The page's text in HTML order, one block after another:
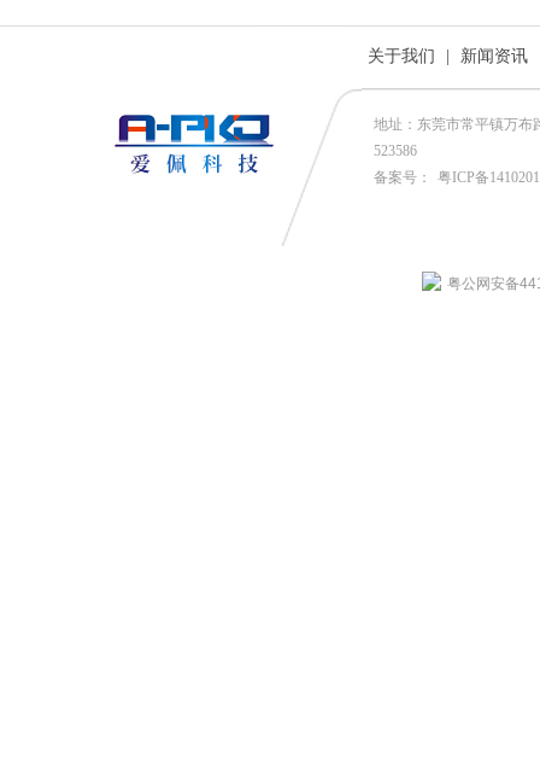
关于我们 新闻资讯
地址：东莞市常平镇万布
523586
备案号：
粤ICP备
粤公网安备